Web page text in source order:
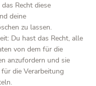
Recht diese
deine
zu lassen.
Du hast das Recht, alle
von dem für die
anzufordern und sie
die Verarbeitung